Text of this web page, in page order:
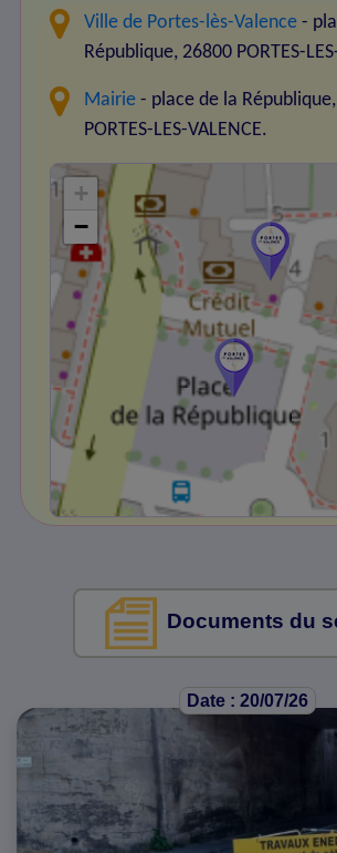
Ville de Portes-lès-Valence -
République, 26800 PORTES-
Mairie - place de la
PORTES-LES-VALENCE.
+
−
Documents du
Date : 20/07/26